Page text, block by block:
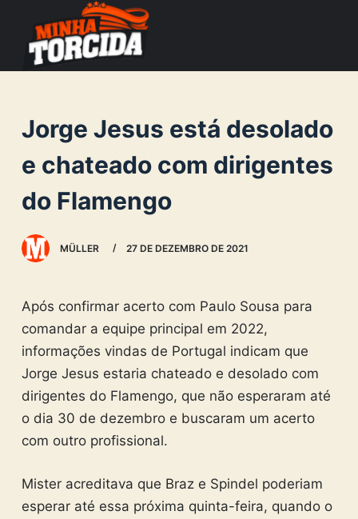
o
o
n
e
Jorge Jesus está desolado
e chateado com dirigentes
do Flamengo
MÜLLER 27 DE DEZEMBRO DE 2021
Após confirmar acerto com Paulo Sousa para
comandar a equipe principal em 2022,
informações vindas de Portugal indicam que
Jorge Jesus estaria chateado e desolado com
dirigentes do Flamengo, que não esperaram até
o dia 30 de dezembro e buscaram um acerto
com outro profissional.
Mister acreditava que Braz e Spindel poderiam
esperar até essa próxima quinta-feira, quando o